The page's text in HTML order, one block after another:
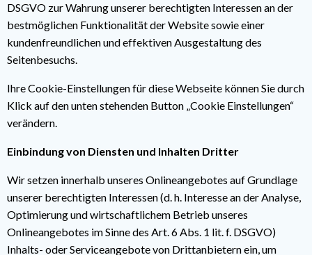
DSGVO zur Wahrung unserer berechtigten Interessen an der
bestmöglichen Funktionalität der Website sowie einer
kundenfreundlichen und effektiven Ausgestaltung des
Seitenbesuchs.
Ihre Cookie-Einstellungen für diese Webseite können Sie durch
Klick auf den unten stehenden Button „Cookie Einstellungen“
verändern.
Einbindung von Diensten und Inhalten Dritter
Wir setzen innerhalb unseres Onlineangebotes auf Grundlage
unserer berechtigten Interessen (d. h. Interesse an der Analyse,
Optimierung und wirtschaftlichem Betrieb unseres
Onlineangebotes im Sinne des Art. 6 Abs. 1 lit. f. DSGVO)
Inhalts- oder Serviceangebote von Drittanbietern ein, um